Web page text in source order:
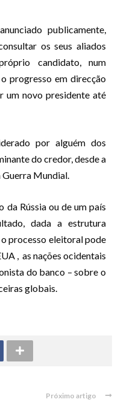
publicamente,
os seus aliados
candidato, num
progresso em direcção
um novo presidente até
por alguém dos
do credor, desde a
Guerra Mundial.
da Rússia ou de um país
dada a estrutura
processo eleitoral pode
, as nações ocidentais
do banco – sobre o
globais.
Próximo artigo